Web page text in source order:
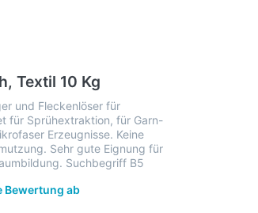
Textil 10 Kg
und Fleckenlöser für
für Sprühextraktion, für Garn-
Erzeugnisse. Keine
Sehr gute Eignung für
Suchbegriff B5
Bewertung ab